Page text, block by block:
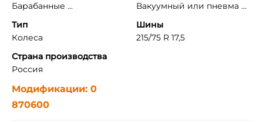
Барабанные ...
Вакуумный или пневма ...
Тип
Колеса
Шины
215/75 R 17,5
Страна производства
Россия
Модификации: 0
870600